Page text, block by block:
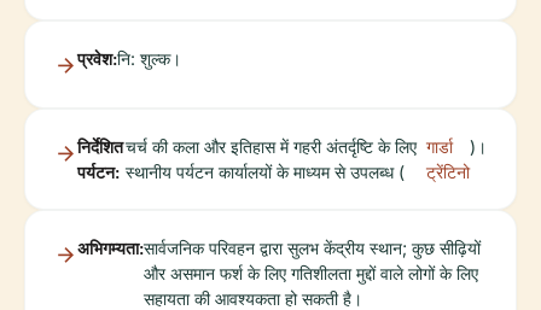
प्रवेश:नि: शुल्क।
निर्देशित
पर्यटन:
चर्च की कला और इतिहास में गहरी अंतर्दृष्टि के लिए
स्थानीय पर्यटन कार्यालयों के माध्यम से उपलब्ध (
गार्डा
ट्रेंटिनो
)।
अभिगम्यता:सार्वजनिक परिवहन द्वारा सुलभ केंद्रीय स्थान; कुछ सीढ़ियों
और असमान फर्श के लिए गतिशीलता मुद्दों वाले लोगों के लिए
सहायता की आवश्यकता हो सकती है।